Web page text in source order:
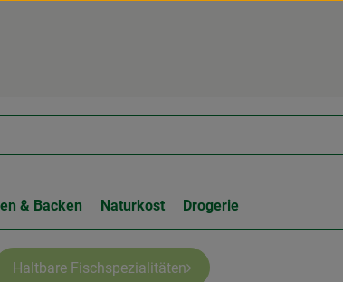
& Backen Naturkost Drogerie
Haltbare Fischspezialitäten